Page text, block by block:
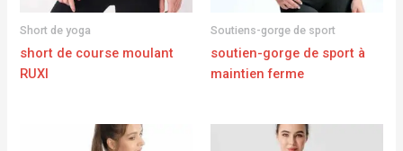
Short de yoga
short de course moulant
RUXI
Soutiens-gorge de sport
soutien-gorge de sport à
maintien ferme